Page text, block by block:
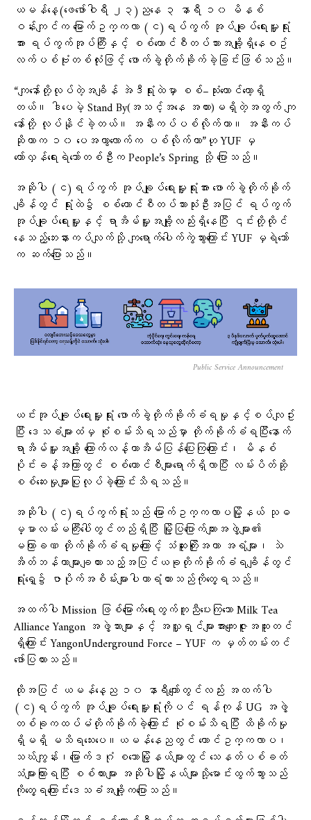
ယမန်နေ့(ဖေဖော်ဝါရီ ၂၃)ညနေ ၃ နာရီ ၁၀ မိနစ်
ဝန်းကျင်က မြောက်ဥက္ကလာ (င)ရပ်ကွက် အုပ်ချုပ်ရေးမှူးရုံး
အား ရပ်ကွက်အုပ်ကြီးနှင့် စစ်ကောင်စီတပ်သားအချို့ရှိနေစဥ်
လက်ပစ်ဗုံးတစ်လုံးဖြင့် ဖောက်ခွဲတိုက်ခိုက်ခဲ့ခြင်းဖြစ်သည်။
“ကျနော်တို့လုပ်တဲ့အချိန် အဲဒီရုံးထဲမှာ စစ်–သုံးကောင်တော့ရှိ
တယ်။ ဒါပေမဲ့ Stand By(အသင့်အနေ အထား)မရှိတဲ့အတွက် ကျ
နော်တို့ လုပ်နိုင်ခဲ့တယ်။ အနီးကပ်ပစ်လိုက်တာ။ အနီးကပ်
ဆိုတာက ၁၀ ပေအကွာလောက်က ပစ်လိုက်တာ”ဟု YUF မှ
တော်လှန်ရေးရဲဘော်တစ်ဦးက People’s Spring သို့ ပြောသည်။
အဆိုပါ (င)ရပ်ကွက် အုပ်ချုပ်ရေးမှူးရုံးအား ဖောက်ခွဲတိုက်ခိုက်
ချိန်တွင် ရုံးထဲ၌ စစ်ကောင်စီတပ်သားသုံးဦးအပြင် ရပ်ကွက်
အုပ်ချုပ်ရေးမှူးနှင့် ရာအိမ်မှူးအချို့လည်းရှိနေပြီး ၎င်းတို့ထိုင်
နေသည့်ဘေးနားကပ်လျက်သို့ ကျရောက်ပေါက်ကွဲသွားကြောင်း YUF မှရဲဘော်
က ဆက်ပြောသည်။
Public Service Announcement
ယင်းအုပ်ချုပ်ရေးမှူးရုံး ဖောက်ခွဲတိုက်ခိုက်ခံရမှုနှင့်စပ်လျဥ်း
ပြီး ဒေသခံများထံမှ စုံစမ်းသိရသည်မှာ တိုက်ခိုက်ခံရပြီးနောက်
ရာအိမ်မှူးအချို့ ကြောက်လန့်ကာအိမ်ပြန်ပြေးကြကြောင်း၊ မိနစ်
ပိုင်းခန့်အကြာတွင် စစ်ကောင်စီများရောက်ရှိလာပြီး လမ်းပိတ်ဆို့
စစ်ဆေးမှုများပြုလုပ်ခဲ့ကြောင်းသိရသည်။
အဆိုပါ (င)ရပ်ကွက်ရုံးသည် မြောက်ဥက္ကလာပမြို့နယ် သုဓ
မ္မာလမ်းမကြီးပေါ်တွင်တည်ရှိပြီး ​မြို့ပြ​ပြောက်ကျားအဖွဲ့များ၏
မကြာခဏ တိုက်ခိုက်ခံရမှုကြောင့် သံဆူးကြိုးအကာ အရံများ၊ သဲ
အိတ်ဘန်ကာများချထားသည့်အပြင်ယခုတိုက်ခိုက်ခံရချိန်တွင်
ရုံးရှေ့၌ ဇာပိုက်အစိမ်းများပါကာရံထားသည်ကိုတွေ့ရသည်။
အထက်ပါ Mission ဖြစ်မြောက်ရေးတွက်ကူညီပေးကြသော Milk Tea
Alliance Yangon အဖွဲ့သားများနှင့် အလှူရှင်များအားကျေးဇူးအထူးတင်
ရှိကြောင်း YangonUnderground Force – YUF က မှတ်တမ်းတင်
ဖော်ပြထားသည်။
ထိုအပြင် ယမန်နေ့ည ၁၀ နာရီ​ကျော်တွင်လည်း အထက်ပါ
(င)ရပ်ကွက် အုပ်ချုပ်ရေးမှူးရုံးကိုပင် ရန်ကုန် UG အဖွဲ့
တစ်ခုကထပ်မံတိုက်ခိုက်ခဲ့ကြောင်း စုံစမ်းသိရပြီး ထိခိုက်မှု
ရှိမရှိ မသိရသေးပေ။ယမန်​နေညတွင် ​တောင်ဥက္ကလာပ၊
သဃ်ကျွန်း၊​မြောက်ဒဂုံ စ​သောမြို့နယ်များတွင် ​သေနတ်ပစ်ခတ်
သံများကြားရပြီး စစ်ကားများ အဆိုပါမြို့နယ်များသို့​မောင်းထွက်သွားသည်
ကို​တွေ့ရ​ကြောင်း​ဒေသခံအချို့က​ပြောသည်။